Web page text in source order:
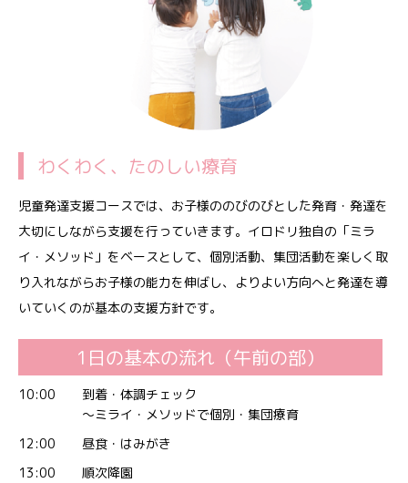
わくわく、たのしい療育
児童発達支援コースでは、お子様ののびのびとした発育・発達を
大切にしながら支援を行っていきます。イロドリ独自の「ミラ
イ・メソッド」をベースとして、個別活動、集団活動を楽しく取
り入れながらお子様の能力を伸ばし、よりよい方向へと発達を導
いていくのが基本の支援方針です。
1日の基本の流れ（午前の部）
10:00
到着・体調チェック
～ミライ・メソッドで個別・集団療育
12:00
昼食・はみがき
13:00
順次降園